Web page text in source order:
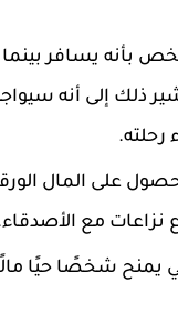
بأنه يسافر
ذلك إلى أنه
رحلته.
على المال
نزاعات مع
يمنح شخصًا حيًا